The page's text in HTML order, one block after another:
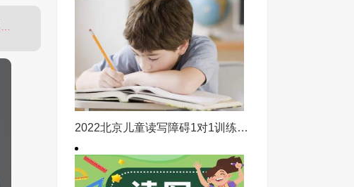
2022北京儿童读写障碍1对1训练课程